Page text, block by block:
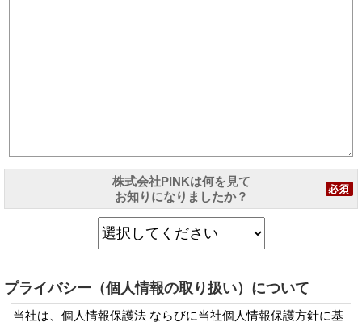
株式会社PINKは何を見て
お知りになりましたか？
プライバシー（個人情報の取り扱い）について